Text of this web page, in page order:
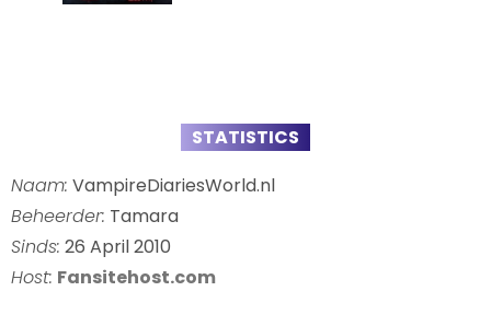
STATISTICS
Naam: VampireDiariesWorld.nl
Beheerder: Tamara
Sinds: 26 April 2010
Host: Fansitehost.com